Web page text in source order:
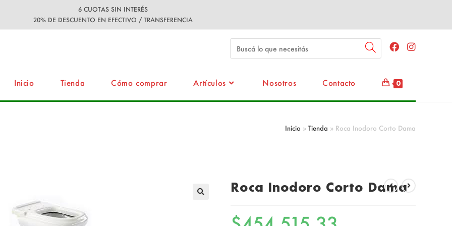
6 CUOTAS SIN INTERÉS
20% DE DESCUENTO EN EFECTIVO / TRANSFERENCIA
Inicio Tienda Cómo comprar Artículos Nosotros Contacto 0
Inicio » Tienda » Roca Inodoro Corto Dama
Roca Inodoro Corto Dama